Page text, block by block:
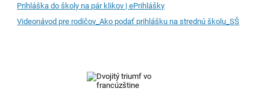
Prihláška do školy na pár klikov | ePrihlášky
Videonávod pre rodičov_Ako podať prihlášku na strednú školu_SŠ